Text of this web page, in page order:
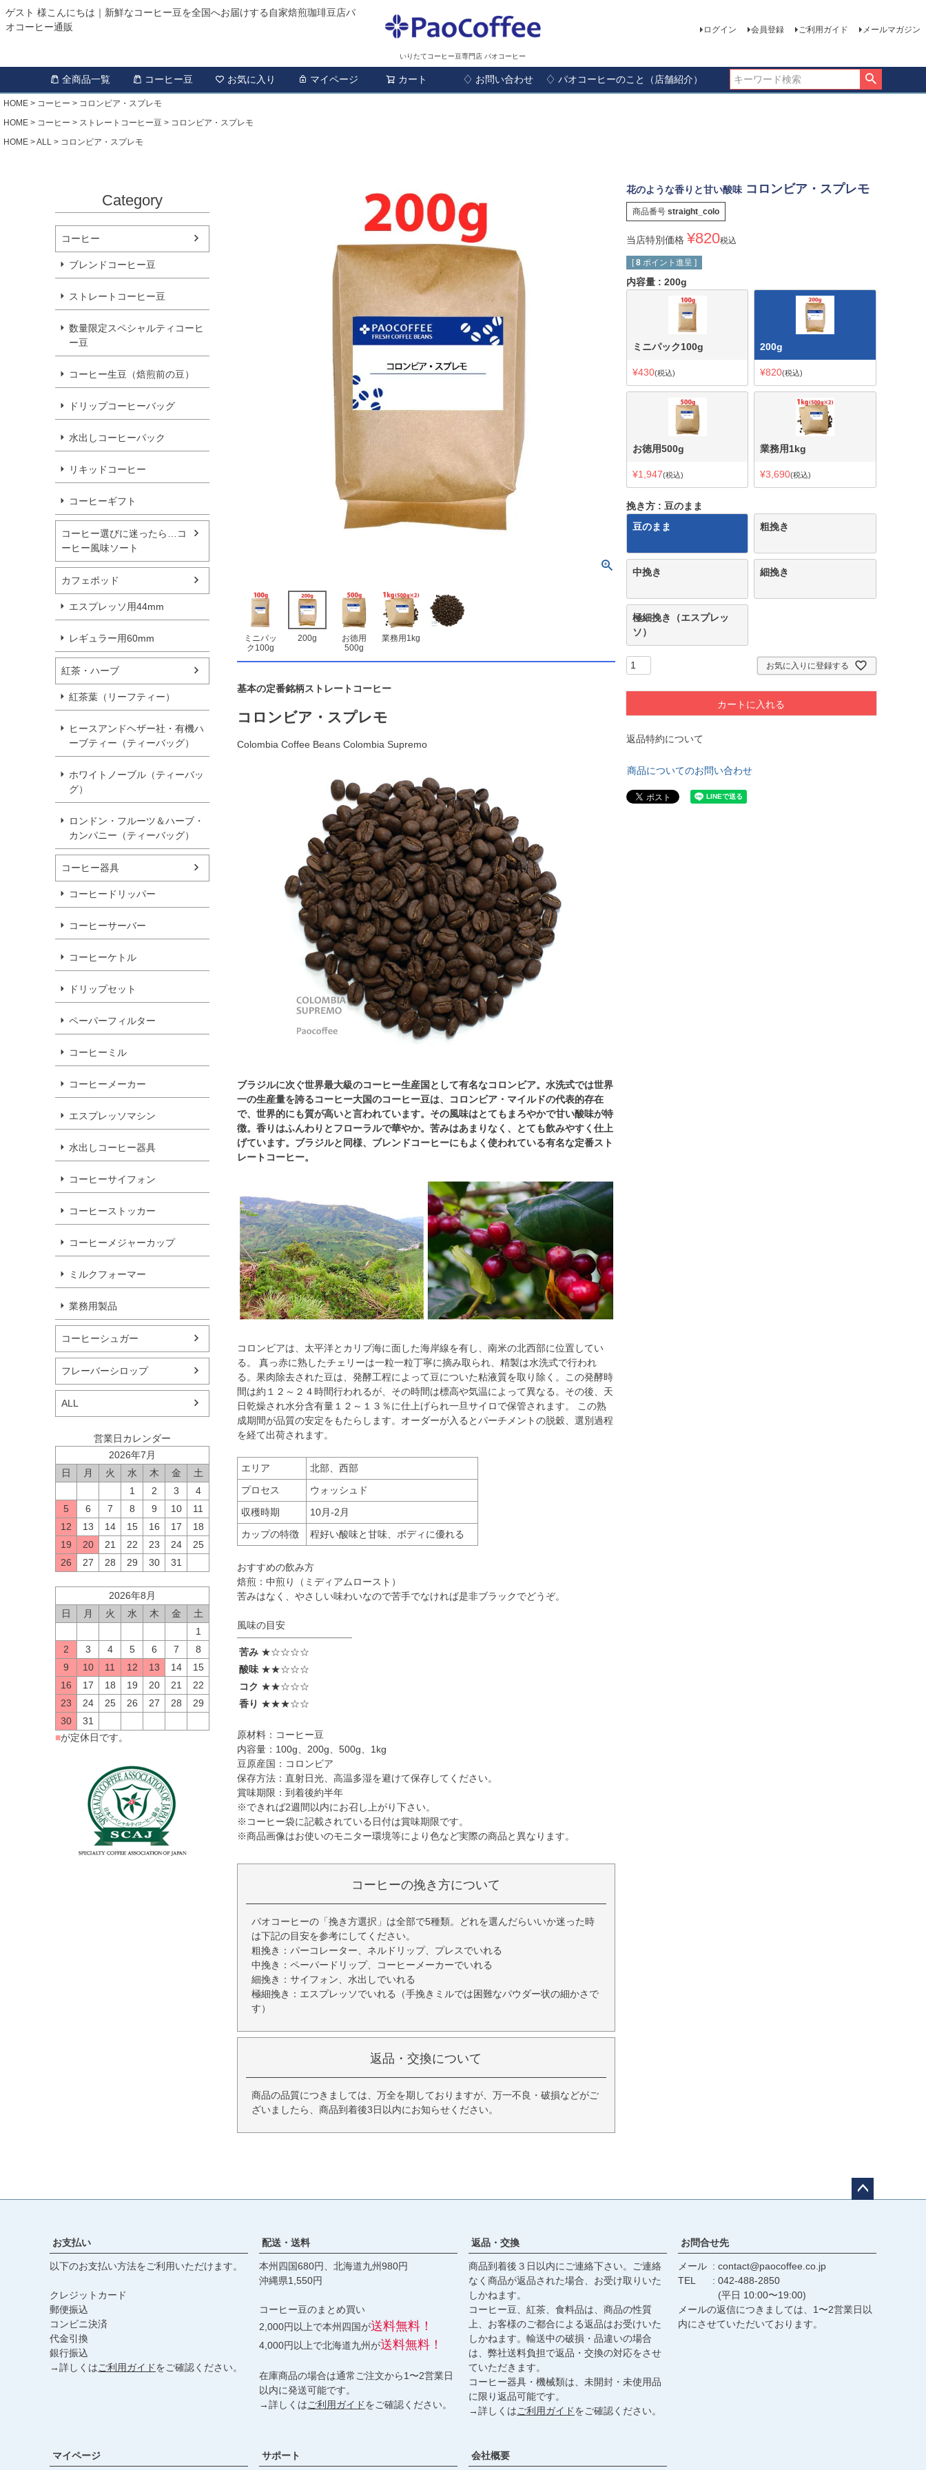
ゲスト 様こんにちは｜新鮮なコーヒー豆を全国へお届けする自家焙煎珈琲豆店パ
オコーヒー通販
いりたてコーヒー豆専門店 パオコーヒー
ログイン 会員登録 ご利用ガイド メールマガジン
全商品一覧 コーヒー豆 お気に入り マイページ カート ♢ お問い合わせ ♢ パオコーヒーのこと（店舗紹介）
検索
HOME コーヒー
コロンビア・スプレモ
HOME
コーヒー ストレートコーヒー豆
コロンビア・スプレモ
HOME
ALL コロンビア・スプレモ
Category
コーヒー
ブレンドコーヒー豆
ストレートコーヒー豆
数量限定スペシャルティコーヒ
ー豆
コーヒー生豆（焙煎前の豆）
ドリップコーヒーバッグ
水出しコーヒーパック
リキッドコーヒー
コーヒーギフト
コーヒー選びに迷ったら…コ
ーヒー風味ソート
カフェポッド
エスプレッソ用44mm
レギュラー用60mm
紅茶・ハーブ
紅茶葉（リーフティー）
ヒースアンドヘザー社・有機ハ
ーブティー（ティーバッグ）
ホワイトノーブル（ティーバッ
グ）
ロンドン・フルーツ＆ハーブ・
カンパニー（ティーバッグ）
コーヒー器具
コーヒードリッパー
コーヒーサーバー
コーヒーケトル
ドリップセット
ペーパーフィルター
コーヒーミル
コーヒーメーカー
エスプレッソマシン
水出しコーヒー器具
コーヒーサイフォン
コーヒーストッカー
コーヒーメジャーカップ
ミルクフォーマー
業務用製品
コーヒーシュガー
フレーバーシロップ
ALL
営業日カレンダー
2026年7月
日
月 火 水 木 金
土
1
2 3
4
5
6 7 8 9 10
11
12
13 14 15 16 17
18
19
20 21 22 23 24
25
26
27 28 29 30 31
2026年8月
日
月 火 水 木 金
土
1
2
3 4 5 6 7
8
9
10 11 12 13 14
15
16
17 18 19 20 21
22
23
24 25 26 27 28
29
30
31
■が定休日です。
ミニパッ
ク100g
200g
お徳用
500g
業務用1kg
基本の定番銘柄ストレートコーヒー
コロンビア・スプレモ
Colombia Coffee Beans Colombia Supremo
ブラジルに次ぐ世界最大級のコーヒー生産国として有名なコロンビア。水洗式では世界
一の生産量を誇るコーヒー大国のコーヒー豆は、コロンビア・マイルドの代表的存在
で、世界的にも質が高いと言われています。その風味はとてもまろやかで甘い酸味が特
徴。香りはふんわりとフローラルで華やか。苦みはあまりなく、とても飲みやすく仕上
げています。ブラジルと同様、ブレンドコーヒーにもよく使われている有名な定番スト
レートコーヒー。
コロンビアは、太平洋とカリブ海に面した海岸線を有し、南米の北西部に位置してい
る。 真っ赤に熟したチェリーは一粒一粒丁寧に摘み取られ、精製は水洗式で行われ
る。果肉除去された豆は、発酵工程によって豆についた粘液質を取り除く。この発酵時
間は約１２～２４時間行われるが、その時間は標高や気温によって異なる。その後、天
日乾燥され水分含有量１２～１３％に仕上げられ一旦サイロで保管されます。 この熟
成期間が品質の安定をもたらします。オーダーが入るとパーチメントの脱穀、選別過程
を経て出荷されます。
エリア
北部、西部
プロセス
ウォッシュド
収穫時期
10月-2月
カップの特徴
程好い酸味と甘味、ボディに優れる
おすすめの飲み方
焙煎：中煎り（ミディアムロースト）
苦みはなく、やさしい味わいなので苦手でなければ是非ブラックでどうぞ。
風味の目安
苦み ★☆☆☆☆
酸味 ★★☆☆☆
コク ★★☆☆☆
香り ★★★☆☆
原材料：コーヒー豆
内容量：100g、200g、500g、1kg
豆原産国：コロンビア
保存方法：直射日光、高温多湿を避けて保存してください。
賞味期限：到着後約半年
※できれば2週間以内にお召し上がり下さい。
※コーヒー袋に記載されている日付は賞味期限です。
※商品画像はお使いのモニター環境等により色など実際の商品と異なります。
コーヒーの挽き方について
パオコーヒーの「挽き方選択」は全部で5種類。どれを選んだらいいか迷った時
は下記の目安を参考にしてください。
粗挽き：パーコレーター、ネルドリップ、プレスでいれる
中挽き：ペーパードリップ、コーヒーメーカーでいれる
細挽き：サイフォン、水出しでいれる
極細挽き：エスプレッソでいれる（手挽きミルでは困難なパウダー状の細かさで
す）
返品・交換について
商品の品質につきましては、万全を期しておりますが、万一不良・破損などがご
ざいましたら、商品到着後3日以内にお知らせください。
花のような香りと甘い酸味 コロンビア・スプレモ
商品番号 straight_colo
当店特別価格 ¥820税込
[ 8 ポイント進呈 ]
内容量 200g
ミニパック100g
¥430 税込
200g
¥820 税込
お徳用500g
¥1,947 税込
業務用1kg
¥3,690 税込
挽き方
豆のまま
豆のまま
粗挽き
中挽き 細挽き
極細挽き（エスプレッ
ソ）
お気に入りに登録する
カートに入れる
返品特約について
商品についてのお問い合わせ
へ
お支払い
以下のお支払い方法をご利用いただけます。
クレジットカード
郵便振込
コンビニ決済
代金引換
銀行振込
→詳しくはご利用ガイドをご確認ください。
配送・送料
本州四国680円、北海道九州980円
沖縄県1,550円
コーヒー豆のまとめ買い
2,000円以上で本州四国が送料無料！
4,000円以上で北海道九州が送料無料！
在庫商品の場合は通常ご注文から1〜2営業日
以内に発送可能です。
→詳しくはご利用ガイドをご確認ください。
返品・交換
商品到着後３日以内にご連絡下さい。ご連絡
なく商品が返品された場合、お受け取りいた
しかねます。
コーヒー豆、紅茶、食料品は、商品の性質
上、お客様のご都合による返品はお受けいた
しかねます。輸送中の破損・品違いの場合
は、弊社送料負担で返品・交換の対応をさせ
ていただきます。
コーヒー器具・機械類は、未開封・未使用品
に限り返品可能です。
→詳しくはご利用ガイドをご確認ください。
お問合せ先
メール
contact@paocoffee.co.jp
TEL
042-488-2850
(平日 10:00〜19:00)
メールの返信につきましては、1〜2営業日以
内にさせていただいております。
マイページ サポート 会社概要